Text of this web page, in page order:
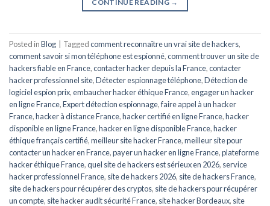
CONTINUE READING →
Posted inBlog Taggedcomment reconnaître un vrai site de hackers,
comment savoir si mon téléphone est espionné,comment trouver un site de
hackers fiable en France,contacter hacker depuis la France,contacter
hacker professionnel site,Détecter espionnage téléphone,Détection de
logiciel espion prix,embaucher hacker éthique France,engager un hacker
en ligne France,Expert détection espionnage,faire appel à un hacker
France,hacker à distance France,hacker certifié en ligne France,hacker
disponible en ligne France,hacker en ligne disponible France,hacker
éthique français certifié,meilleur site hacker France,meilleur site pour
contacter un hacker en France,payer un hacker en ligne France,plateforme
hacker éthique France,quel site de hackers est sérieux en 2026, service
hacker professionnel France, site de hackers 2026, site de hackers France,
site de hackers pour récupérer des cryptos, site de hackers pour récupérer
un compte, site hacker audit sécurité France, site hacker Bordeaux, site